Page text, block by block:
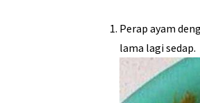
Perap ayam
lama lagi sedap.